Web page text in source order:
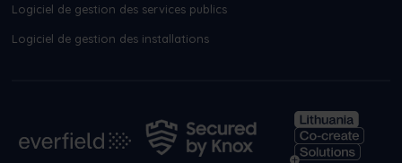
Logiciel de gestion des services publics
Logiciel de gestion des installations